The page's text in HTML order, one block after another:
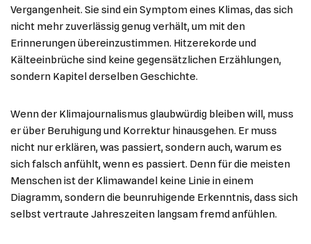
Vergangenheit. Sie sind ein Symptom eines Klimas, das sich
nicht mehr zuverlässig genug verhält, um mit den
Erinnerungen übereinzustimmen. Hitzerekorde und
Kälteeinbrüche sind keine gegensätzlichen Erzählungen,
sondern Kapitel derselben Geschichte.
Wenn der Klimajournalismus glaubwürdig bleiben will, muss
er über Beruhigung und Korrektur hinausgehen. Er muss
nicht nur erklären, was passiert, sondern auch, warum es
sich falsch anfühlt, wenn es passiert. Denn für die meisten
Menschen ist der Klimawandel keine Linie in einem
Diagramm, sondern die beunruhigende Erkenntnis, dass sich
selbst vertraute Jahreszeiten langsam fremd anfühlen.